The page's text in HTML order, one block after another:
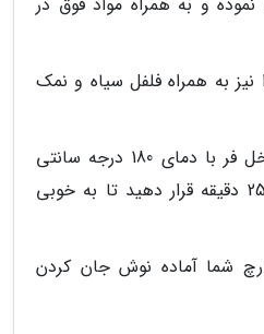
نیز به همراه فلفل سیاه و نمک
اکنون این ظرف را داخل فر با دمای 180 درجه سانتی
گراد به مدت 20 الی 25 دقیقه قرار دهید تا به خوبی
شما آماده نوش جان کردن